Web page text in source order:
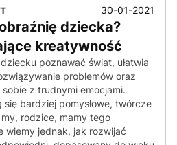
30-01-2021
dziecka?
kreatywność
poznawać świat, ułatwia
problemów oraz
sobie z trudnymi emocjami.
się bardziej pomysłowe, twórcze
rodzice, mamy tego
wiemy jednak, jak rozwijać